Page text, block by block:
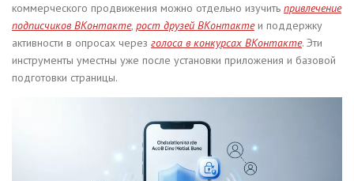
коммерческого продвижения можно отдельно изучить привлечение
подписчиков ВКонтакте, рост друзей ВКонтактеи поддержку
активности в опросах через голоса в конкурсах ВКонтакте. Эти
инструменты уместны уже после установки приложения и базовой
подготовки страницы.